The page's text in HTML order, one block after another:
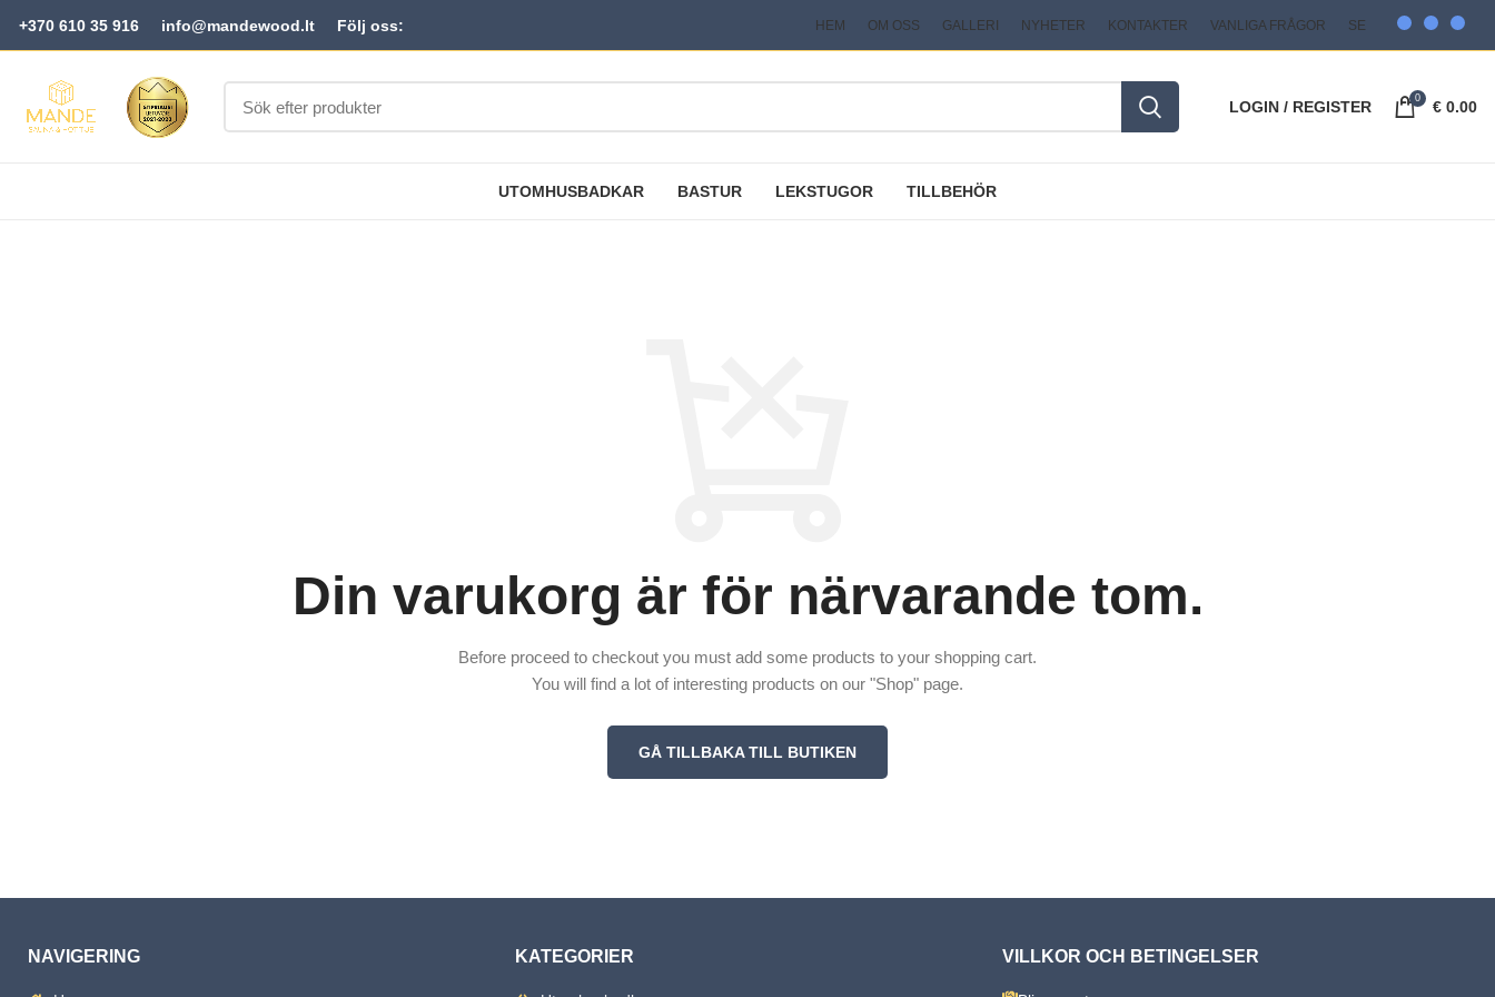
+370 610 35 916 info@mandewood.lt Följ oss: HEM OM OSS GALLERI NYHETER KONTAKTER VANLIGA FRÅGOR SE
LOGIN / REGISTER 0 €0.00
UTOMHUSBADKAR BASTUR LEKSTUGOR TILLBEHÖR
Din varukorg är för närvarande tom.
Before proceed to checkout you must add some products to your shopping cart.
You will find a lot of interesting products on our "Shop" page.
GÅ TILLBAKA TILL BUTIKEN
NAVIGERING KATEGORIER VILLKOR OCH BETINGELSER